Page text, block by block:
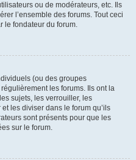
ou de modérateurs, etc. Ils
l’ensemble des forums. Tout ceci
le fondateur du forum.
(ou des groupes
les forums. Ils ont la
sujets, les verrouiller, les
les diviser dans le forum qu’ils
sont présents pour que les
sur le forum.